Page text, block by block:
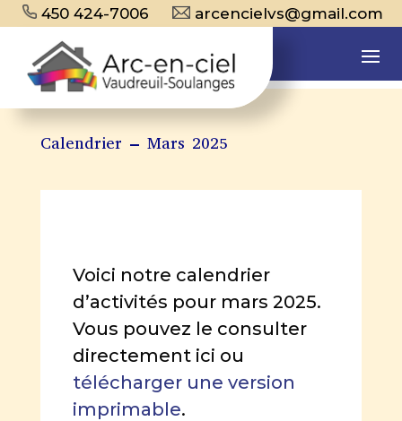
450 424-7006 arcencielvs@gmail.com
Calendrier – Mars 2025
Voici notre calendrier
d’activités pour mars 2025.
Vous pouvez le consulter
directement ici ou
télécharger une version
imprimable.